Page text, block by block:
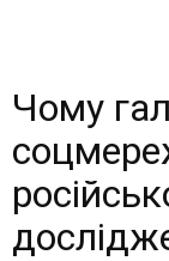
Чому